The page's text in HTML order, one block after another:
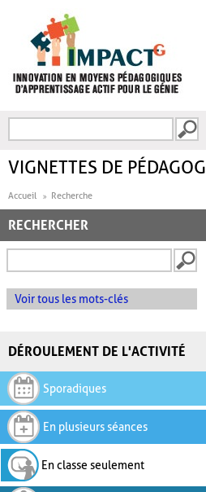
FORMULAIRE DE
VIGNETTES DE
Accueil Recherche
RECHERCHER
Voir tous les mots-clés
DÉROULEMENT DE L'ACTIVITÉ
Sporadiques
En plusieurs séances
En classe seulement